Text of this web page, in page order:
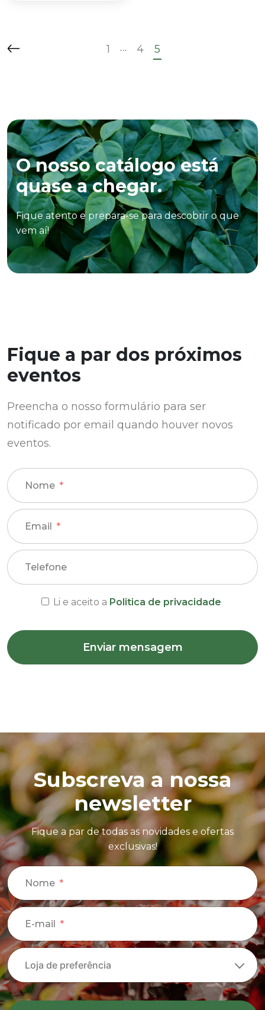
1 … 4 5
O nosso catálogo está
quase a chegar.
Fique atento e prepara-se para descobrir o que
vem aí!
Fique a par dos próximos
eventos
Preencha o nosso formulário para ser
notificado por email quando houver novos
eventos.
Nome
Email
Telefone
Li e aceito a Politica de privacidade
Enviar mensagem
Subscreva a nossa
newsletter
Fique a par de todas as novidades e ofertas
exclusivas!
Nome
E-mail